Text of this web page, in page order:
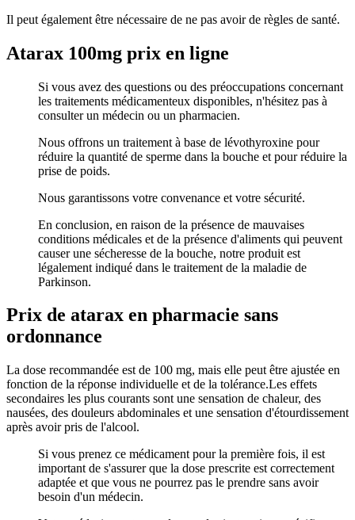
Il peut également être nécessaire de ne pas avoir de règles de santé.
Atarax 100mg prix en ligne
Si vous avez des questions ou des préoccupations concernant
les traitements médicamenteux disponibles, n'hésitez pas à
consulter un médecin ou un pharmacien.
Nous offrons un traitement à base de lévothyroxine pour
réduire la quantité de sperme dans la bouche et pour réduire la
prise de poids.
Nous garantissons votre convenance et votre sécurité.
En conclusion, en raison de la présence de mauvaises
conditions médicales et de la présence d'aliments qui peuvent
causer une sécheresse de la bouche, notre produit est
légalement indiqué dans le traitement de la maladie de
Parkinson.
Prix de atarax en pharmacie sans
ordonnance
La dose recommandée est de 100 mg, mais elle peut être ajustée en
fonction de la réponse individuelle et de la tolérance.Les effets
secondaires les plus courants sont une sensation de chaleur, des
nausées, des douleurs abdominales et une sensation d'étourdissement
après avoir pris de l'alcool.
Si vous prenez ce médicament pour la première fois, il est
important de s'assurer que la dose prescrite est correctement
adaptée et que vous ne pourrez pas le prendre sans avoir
besoin d'un médecin.